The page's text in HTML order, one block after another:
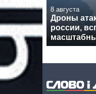
8 августа
Дроны
россии,